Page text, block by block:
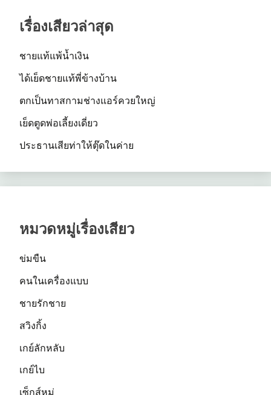
เรื่องเสียวล่าสุด
ชายแท้แพ้น้ำเงิน
ได้เย็ดชายแท้พี่ข้างบ้าน
ตกเป็นทาสกามช่างแอร์ควยใหญ่
เย็ดตูดพ่อเลี้ยงเดี่ยว
ประธานเสียท่าให้ตุ๊ดในค่าย
หมวดหมู่เรื่องเสียว
ข่มขืน
คนในเครื่องแบบ
ชายรักชาย
สวิงกิ้ง
เกย์ลักหลับ
เกย์ไบ
เซ็กส์หมู่